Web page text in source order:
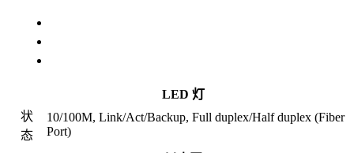
LED 灯
状
态
10/100M, Link/Act/Backup, Full duplex/Half duplex (Fiber
Port)